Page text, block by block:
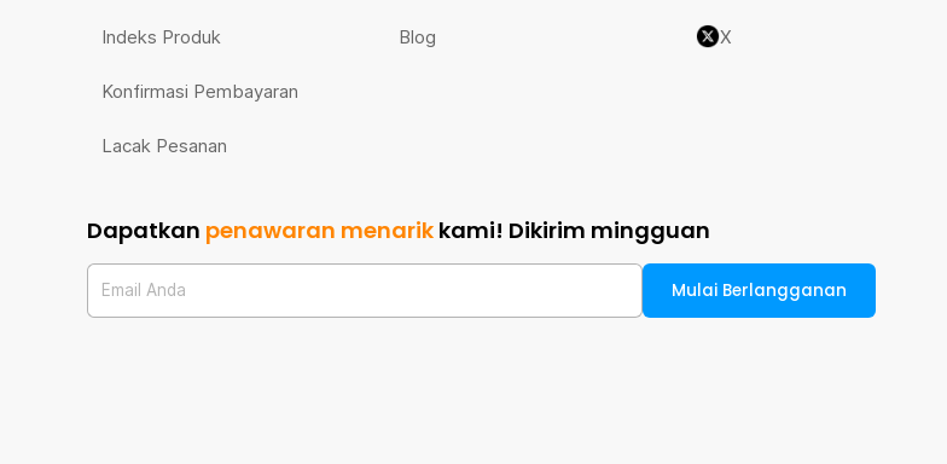
Indeks Produk
Konfirmasi Pembayaran
Lacak Pesanan
Blog X
Dapatkan penawaran menarik kami! Dikirim mingguan
Email Anda Mulai Berlangganan